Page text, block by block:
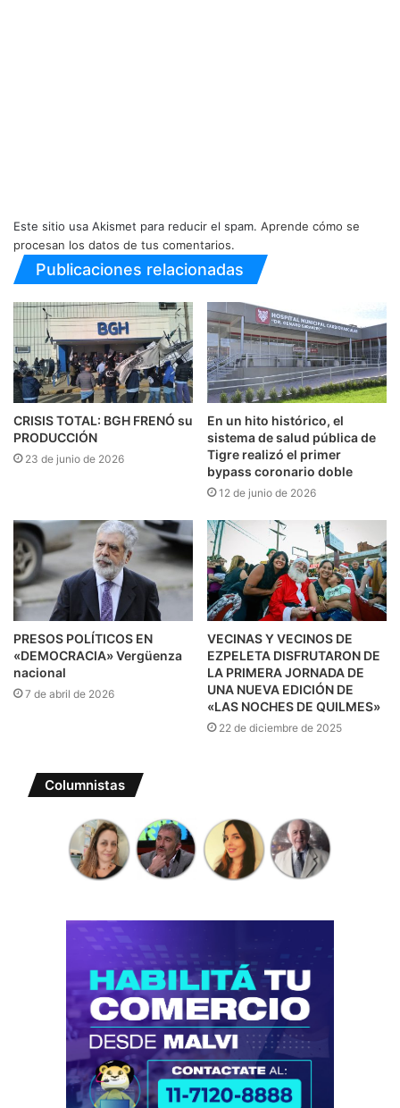
Este sitio usa Akismet para reducir el spam. Aprende cómo se
procesan los datos de tus comentarios.
Publicaciones relacionadas
CRISIS TOTAL: BGH FRENÓ su
PRODUCCIÓN
23 de junio de 2026
En un hito histórico, el
sistema de salud pública de
Tigre realizó el primer
bypass coronario doble
12 de junio de 2026
PRESOS POLÍTICOS EN
«DEMOCRACIA» Vergüenza
nacional
7 de abril de 2026
VECINAS Y VECINOS DE
EZPELETA DISFRUTARON DE
LA PRIMERA JORNADA DE
UNA NUEVA EDICIÓN DE
«LAS NOCHES DE QUILMES»
22 de diciembre de 2025
Columnistas